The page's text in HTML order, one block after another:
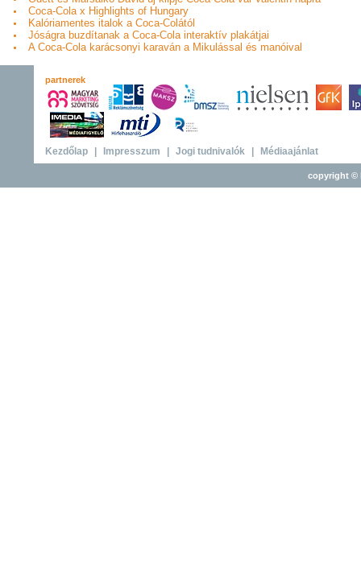
Coca-Cola x Highlights of Hungary
Kalóriamentes italok a Coca-Colától
Jóságra buzdítanak a Coca-Cola interaktív plakátjai
A Coca-Cola karácsonyi karaván a Mikulással és manóival
partnerek
Kezdőlap Impresszum Jogi tudnivalók Médiaajánlat
copyright ©